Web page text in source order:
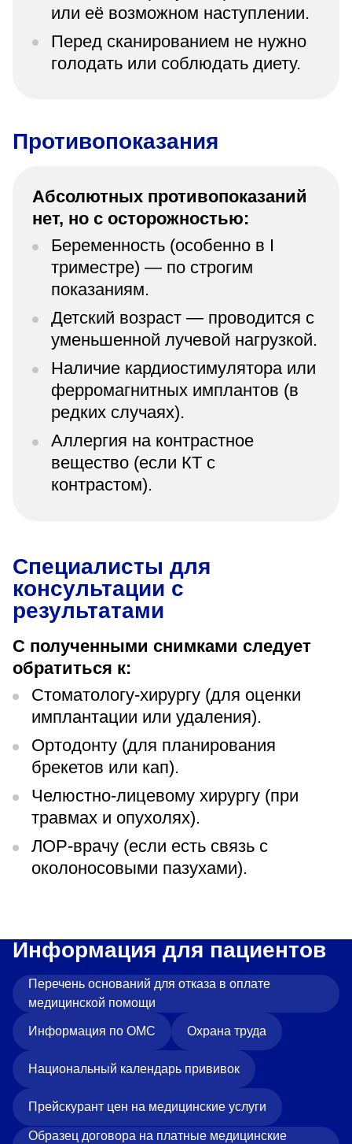
или её возможном наступлении.
Перед сканированием не нужно
голодать или соблюдать диету.
Противопоказания
Абсолютных противопоказаний
нет, но с осторожностью:
Беременность (особенно в I
триместре) — по строгим
показаниям.
Детский возраст — проводится с
уменьшенной лучевой нагрузкой.
Наличие кардиостимулятора или
ферромагнитных имплантов (в
редких случаях).
Аллергия на контрастное
вещество (если КТ с
контрастом).
Специалисты для
консультации с
результатами
С полученными снимками следует
обратиться к:
Стоматологу-хирургу (для оценки
имплантации или удаления).
Ортодонту (для планирования
брекетов или кап).
Челюстно-лицевому хирургу (при
травмах и опухолях).
ЛОР-врачу (если есть связь с
околоносовыми пазухами).
Информация для пациентов
Перечень оснований для отказа в оплате
медицинской помощи
Информация по ОМС Охрана труда
Национальный календарь прививок
Прейскурант цен на медицинские услуги
Образец договора на платные медицинские